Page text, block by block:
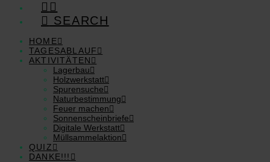
SEARCH
HOME
TAGESABLAUF
AKTIVITÄTEN
Lagerbau
Holzwerkstatt
Spurensuche
Naturbestimmung
Feuer machen
Sonnenscheinbriefe
Digitale Werkstatt
Müllsammelaktion
QUIZ
DANKE!!!